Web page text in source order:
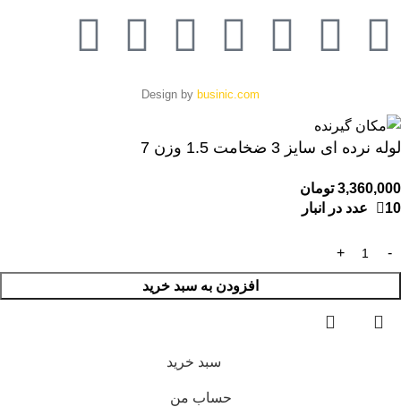
Design by businic.com
لوله نرده ای سایز 3 ضخامت 1.5 وزن 7
3,360,000 تومان
10 عدد در انبار
افزودن به سبد خرید
سبد خرید
حساب من